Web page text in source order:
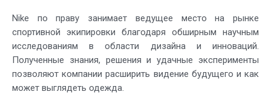
Nike по праву занимает ведущее место на рынке
спортивной экипировки благодаря обширным научным
исследованиям в области дизайна и инноваций.
Полученные знания, решения и удачные эксперименты
позволяют компании расширить видение будущего и как
может выглядеть одежда.